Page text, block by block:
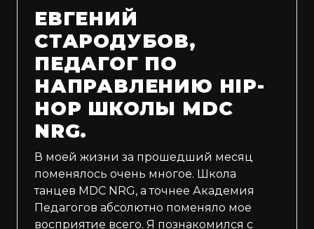
ЕВГЕНИЙ
СТАРОДУБОВ,
ПЕДАГОГ ПО
НАПРАВЛЕНИЮ HIP-
HOP ШКОЛЫ MDC
NRG.
В моей жизни за прошедший месяц
поменялось очень многое. Школа
танцев MDC NRG, а точнее Академия
Педагогов абсолютно поменяло мое
восприятие всего. Я познакомился с